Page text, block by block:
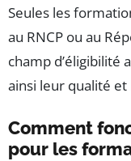
Seules les
au RNCP ou au
champ d’éligibilité
ainsi leur qualité
Comment
pour les